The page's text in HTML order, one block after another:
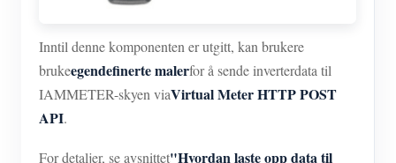
Inntil denne komponenten er utgitt, kan brukere
brukeegendefinerte malerfor å sende inverterdata til
IAMMETER-skyen viaVirtual Meter HTTP POST
API.
For detaljer, se avsnittet"Hvordan laste opp data til